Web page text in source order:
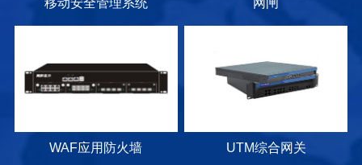
WAF应用防火墙 UTM综合网关